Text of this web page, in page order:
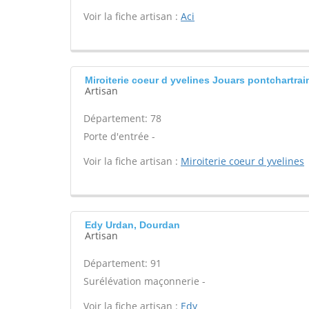
Voir la fiche artisan : Aci
Miroiterie coeur d yvelines Jouars
Artisan
Département: 78
Porte d'entrée -
Voir la fiche artisan : Miroiterie coeur d yvelines
Edy Urdan, Dourdan
Artisan
Département: 91
Surélévation maçonnerie -
Voir la fiche artisan : Edy